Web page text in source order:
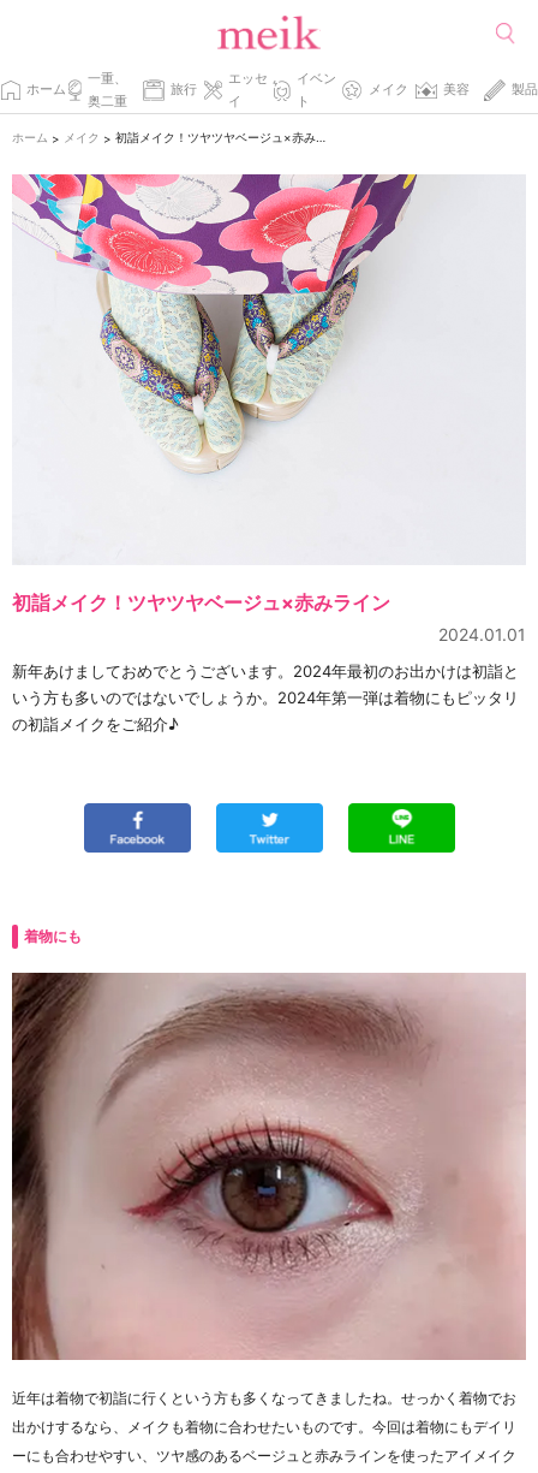
ホーム
一重、
奥二重
旅行
エッセ
イ
イベン
ト
メイク 美容 製品
ホーム > メイク > 初詣メイク！ツヤツヤベージュ×赤みライン
初詣メイク！ツヤツヤベージュ×赤みライン
2024.01.01
新年あけましておめでとうございます。2024年最初のお出かけは初詣と
いう方も多いのではないでしょうか。2024年第一弾は着物にもピッタリ
の初詣メイクをご紹介♪
着物にも
近年は着物で初詣に行くという方も多くなってきましたね。せっかく着物でお
出かけするなら、メイクも着物に合わせたいものです。今回は着物にもデイリ
ーにも合わせやすい、ツヤ感のあるベージュと赤みラインを使ったアイメイク